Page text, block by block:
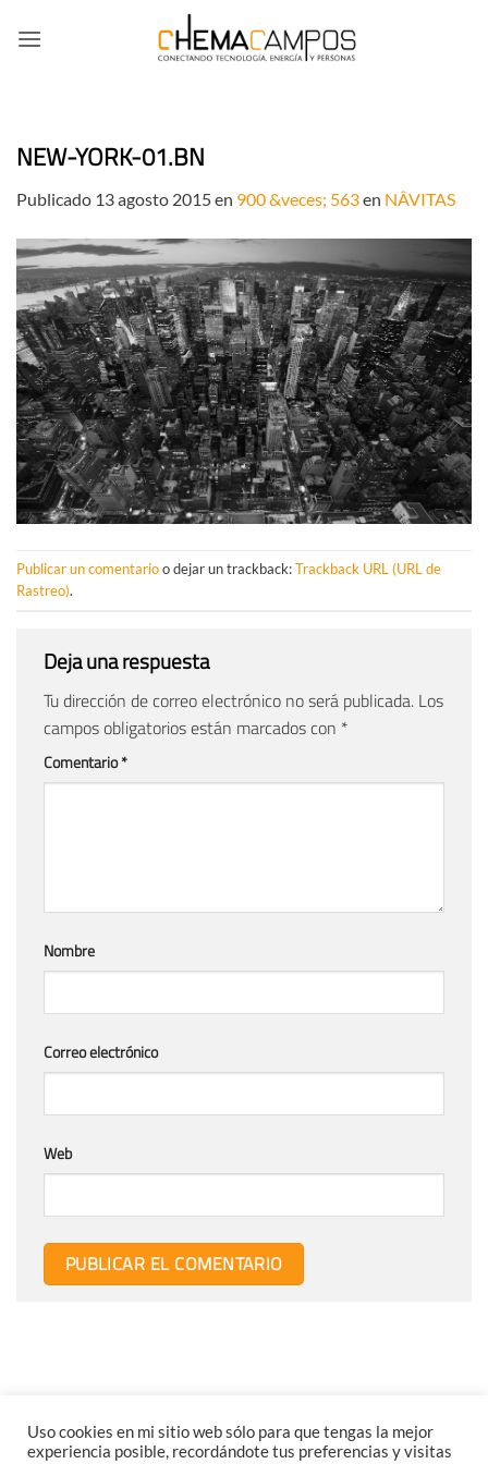
NEW-YORK-01.BN
Publicado 13 agosto 2015en 900 &veces; 563en NÂVITAS
Publicar un comentarioo dejar un trackback:Trackback URL (URL de
Rastreo).
Deja una respuesta
Tu dirección de correo electrónico no será publicada. Los
campos obligatorios están marcados con *
Comentario*
Nombre
Correo electrónico
Web
Uso cookies en mi sitio web sólo para que tengas la mejor
experiencia posible, recordándote tus preferencias y visitas